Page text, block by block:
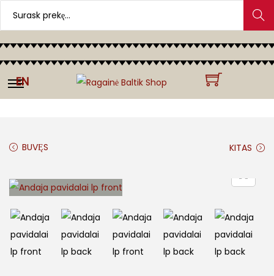
Search
EN
BUVĘS KITAS